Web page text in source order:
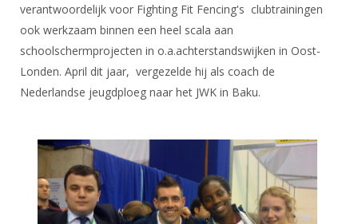
verantwoordelijk voor Fighting Fit Fencing's clubtrainingen
ook werkzaam binnen een heel scala aan
schoolschermprojecten in o.a.achterstandswijken in Oost-
Londen. April dit jaar, vergezelde hij als coach de
Nederlandse jeugdploeg naar het JWK in Baku.